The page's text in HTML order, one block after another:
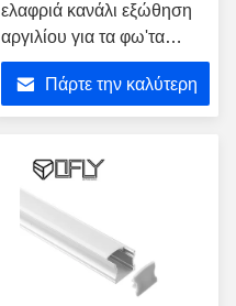
ελαφριά κανάλι εξώθηση
αργιλίου για τα φω'τα
λουρίδων των οδηγήσεων
με ταινίαΠάρτε την καλύτερη